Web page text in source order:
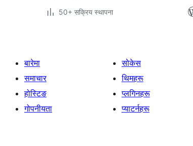
50+ सक्रिय स्थापना
बारेमा
समाचार
होस्टिङ
गोपनीयता
सोकेस
थिमहरू
प्लगिनहरू
प्याटर्नहरू